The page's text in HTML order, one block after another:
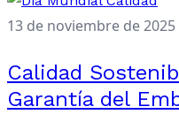
13 de noviembre de 2025
Calidad
Garantía del